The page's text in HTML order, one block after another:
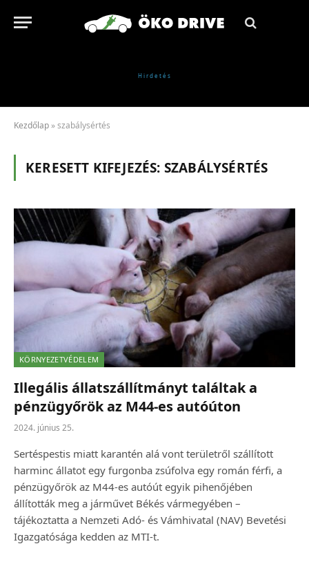
Kezdőlap »szabálysértés
KERESETT KIFEJEZÉS: SZABÁLYSÉRTÉS
KÖRNYEZETVÉDELEM
Illegális állatszállítmányt találtak a
pénzügyőrök az M44-es autóúton
2024. június 25.
Sertéspestis miatt karantén alá vont területről szállított
harminc állatot egy furgonba zsúfolva egy román férfi, a
pénzügyőrök az M44-es autóút egyik pihenőjében
állították meg a járművet Békés vármegyében –
tájékoztatta a Nemzeti Adó- és Vámhivatal (NAV) Bevetési
Igazgatósága kedden az MTI-t.